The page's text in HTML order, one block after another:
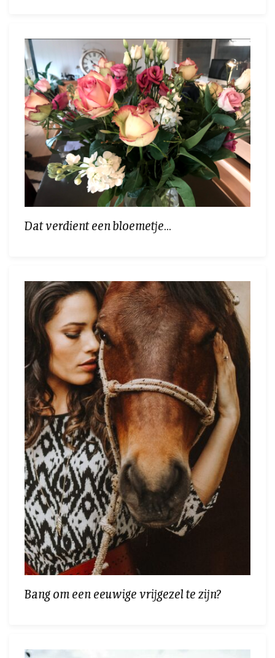
Dat verdient een bloemetje...
Bang om een eeuwige vrijgezel te zijn?